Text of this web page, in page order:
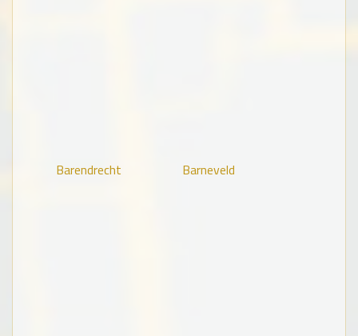
Barendrecht Barneveld